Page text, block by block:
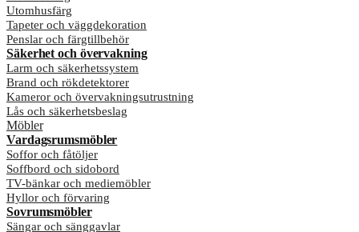
Utomhusfärg
Tapeter och väggdekoration
Penslar och färgtillbehör
Säkerhet och övervakning
Larm och säkerhetssystem
Brand och rökdetektorer
Kameror och övervakningsutrustning
Lås och säkerhetsbeslag
Möbler
Vardagsrumsmöbler
Soffor och fåtöljer
Soffbord och sidobord
TV-bänkar och mediemöbler
Hyllor och förvaring
Sovrumsmöbler
Sängar och sänggavlar